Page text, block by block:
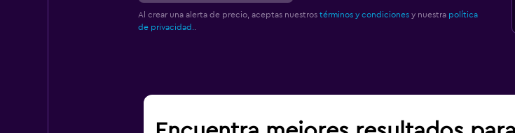
Al crear una alerta de precio, aceptas nuestros términos y condicionesy nuestra política
de privacidad.